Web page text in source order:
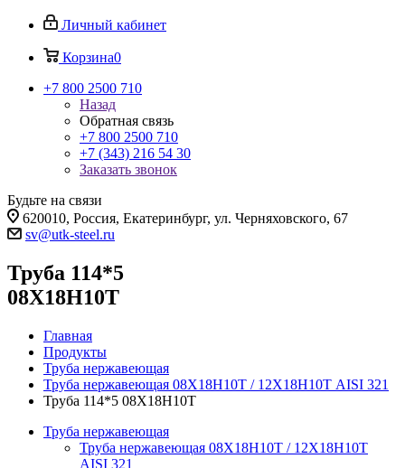
Личный кабинет
Корзина0
+7 800 2500 710
Назад
Обратная связь
+7 800 2500 710
+7 (343) 216 54 30
Заказать звонок
Будьте на связи
620010, Россия, Екатеринбург, ул. Черняховского, 67
sv@utk-steel.ru
Труба 114*5
08Х18Н10Т
Главная
Продукты
Труба нержавеющая
Труба нержавеющая 08Х18Н10Т / 12Х18Н10Т AISI 321
Труба 114*5 08Х18Н10Т
Труба нержавеющая
Труба нержавеющая 08Х18Н10Т / 12Х18Н10Т
AISI 321